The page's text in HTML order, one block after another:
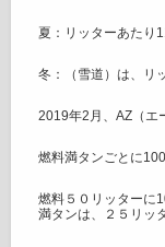
夏：リッターあたり
冬：（雪道）は、リ
2019年2月、AZ（エ
燃料満タンごとに
燃料５０リッターに
満タンは、２５リッ